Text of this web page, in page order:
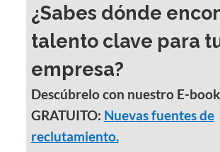
¿Sabes dónde
talento clave para
empresa?
Descúbrelo con nuestro E-book
GRATUITO: Nuevas fuentes de
reclutamiento.